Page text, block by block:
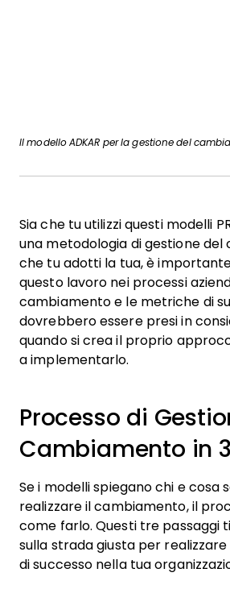
Il modello ADKAR per la gestione del
Sia che tu utilizzi questi modelli
una metodologia di gestione del
che tu adotti la tua, è
questo lavoro nei processi
cambiamento e le metriche di
dovrebbero essere presi in
quando si crea il proprio
a implementarlo.
Processo di
Cambiamento in
Se i modelli spiegano chi e cosa
realizzare il cambiamento, il
come farlo. Questi tre passaggi
sulla strada giusta per
di successo nella tua